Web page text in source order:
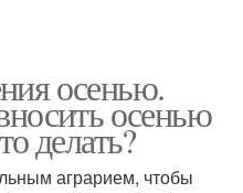
осенью.
осенью
делать?
аграрием, чтобы